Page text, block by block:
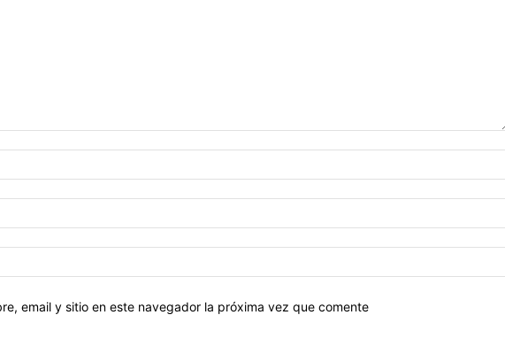
email y sitio en este navegador la próxima vez que comente